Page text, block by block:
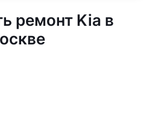
ремонт Kia в